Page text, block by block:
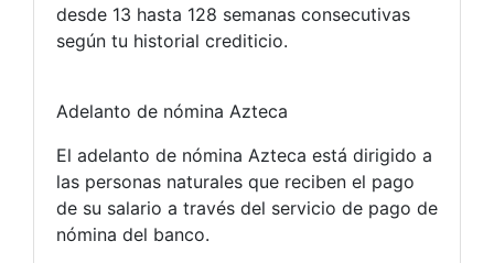
desde 13 hasta 128 semanas consecutivas
según tu historial crediticio.
Adelanto de nómina Azteca
El adelanto de nómina Azteca está dirigido a
las personas naturales que reciben el pago
de su salario a través del servicio de pago de
nómina del banco.